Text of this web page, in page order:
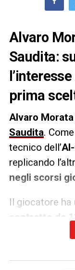
Alvaro
Saudita:
prima
Alvaro Morata
Saudita.
tecnico dell’
replicando
negli scorsi
Il giocatore ha
contratto da